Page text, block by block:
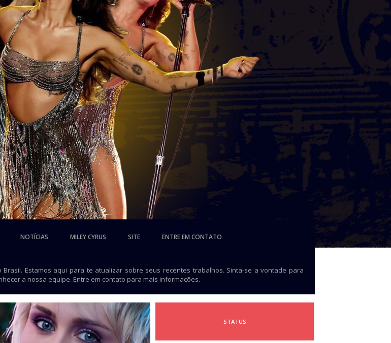
NOTÍCIAS MILEY CYRUS SITE ENTRE EM CONTATO
Brasil. Estamos aqui para te atualizar sobre seus recentes trabalhos. Sinta-se a vontade para
a nossa equipe. Entre em contato para mais informações.
STATUS